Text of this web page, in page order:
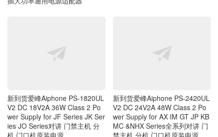
V2 DC 18V2A 36W Class 2 Po
wer Supply for JF Series JK Ser
ies JO Series对讲 门禁主机 分
机 门口机原装电源
V2 DC 24V2A 48W Class 2 Po
wer Supply for AX IM GT JP KB
MC &NHX Series全系列对讲 门
禁主机 分机 门口机原装电源